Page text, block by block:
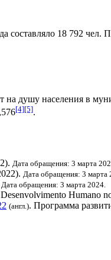
составляло 18 792 чел.
на душу населения в
[4][5].
Дата обращения: 3 марта
Дата обращения: 3 марта
Дата обращения: 3 марта 2024.
Humano
(англ.). Программа